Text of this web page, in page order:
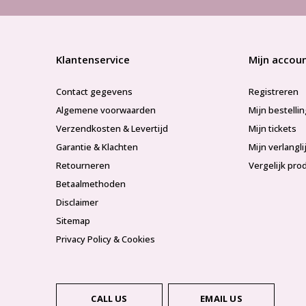
Klantenservice
Contact gegevens
Algemene voorwaarden
Verzendkosten & Levertijd
Garantie & Klachten
Retourneren
Betaalmethoden
Disclaimer
Sitemap
Privacy Policy & Cookies
Mijn
Registreren
Mijn
Mijn tickets
Mijn
Vergelijk
CALL US EMAIL US